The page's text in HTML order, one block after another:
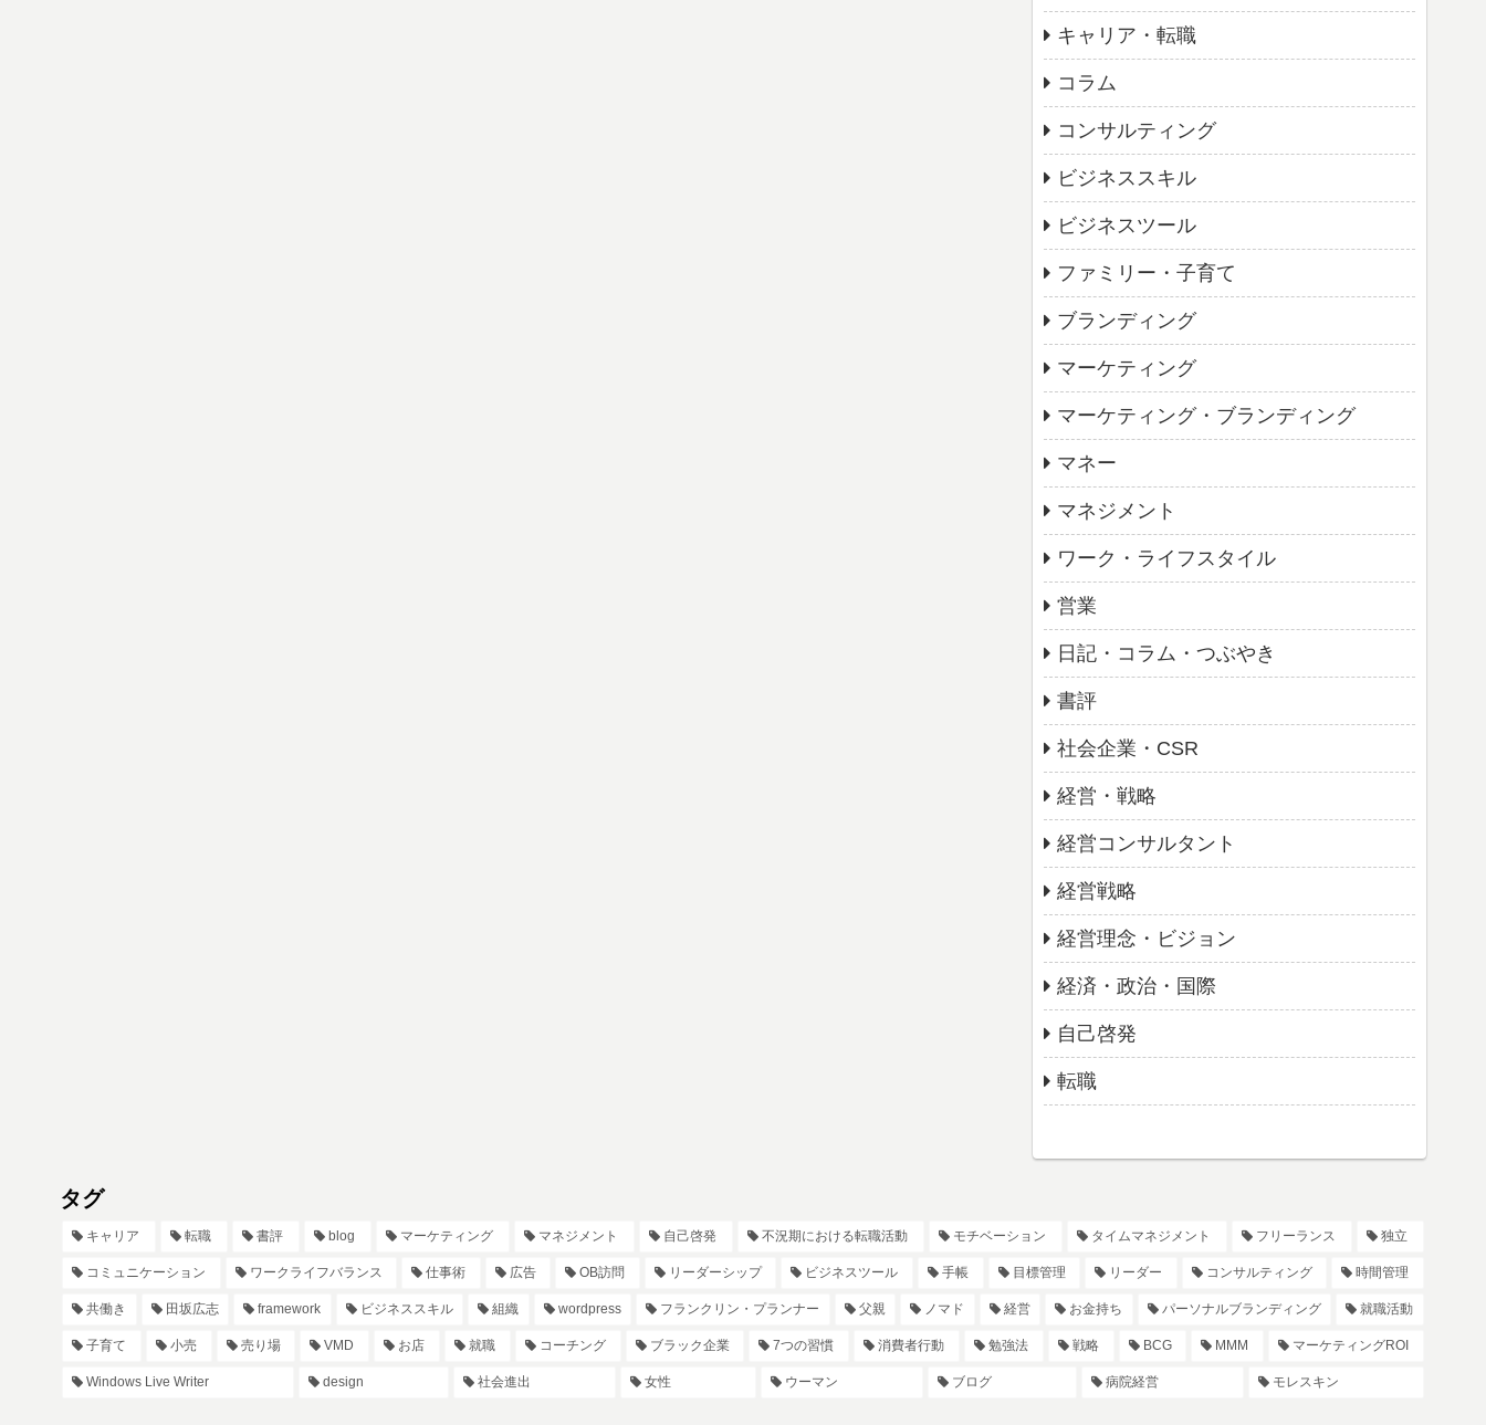
キャリア・転職
コラム
コンサルティング
ビジネススキル
ビジネスツール
ファミリー・子育て
ブランディング
マーケティング
マーケティング・ブランディング
マネー
マネジメント
ワーク・ライフスタイル
営業
日記・コラム・つぶやき
書評
社会企業・CSR
経営・戦略
経営コンサルタント
経営戦略
経営理念・ビジョン
経済・政治・国際
自己啓発
転職
タグ
キャリア 転職 書評 blog マーケティング マネジメント 自己啓発 不況期における転職活動 モチベーション タイムマネジメント フリーランス 独立
コミュニケーション ワークライフバランス 仕事術 広告 OB訪問 リーダーシップ ビジネスツール 手帳 目標管理 リーダー コンサルティング 時間管理
共働き 田坂広志 framework ビジネススキル 組織 wordpress フランクリン・プランナー 父親 ノマド 経営 お金持ち パーソナルブランディング 就職活動
子育て 小売 売り場 VMD お店 就職 コーチング ブラック企業 7つの習慣 消費者行動 勉強法 戦略 BCG MMM マーケティングROI
Windows Live Writer design 社会進出 女性 ウーマン ブログ 病院経営 モレスキン